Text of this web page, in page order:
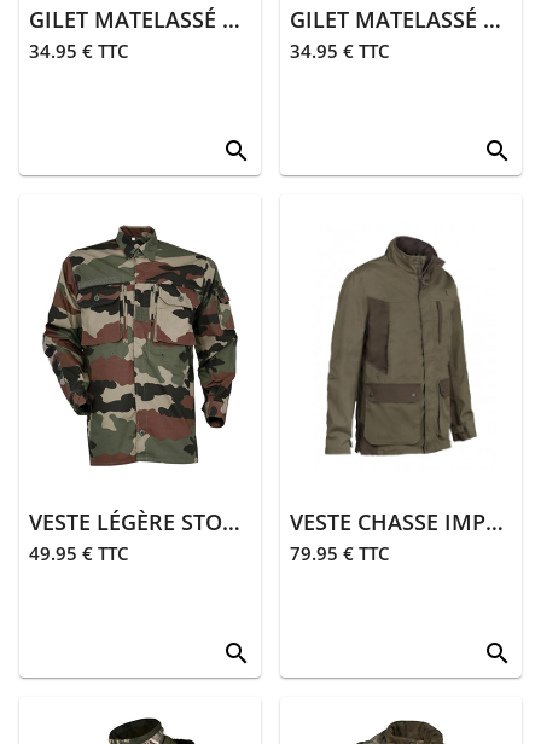
GILET MATELASSÉ TREKKING | KAKI
34.95 € TTC
search
GILET MATELASSÉ TREKKING | BLEU
34.95 € TTC
search
VESTE LÉGÈRE STORMER | CAMO
49.95 € TTC
search
VESTE CHASSE IMPERLIGHT | KAKI
79.95 € TTC
search